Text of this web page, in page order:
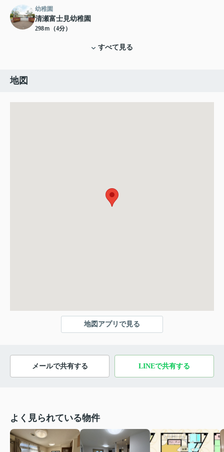
幼稚園
清瀬富士見幼稚園
298ｍ（4分）
すべて見る
地図
地図アプリで見る
メールで共有する LINEで共有する
よく見られている物件